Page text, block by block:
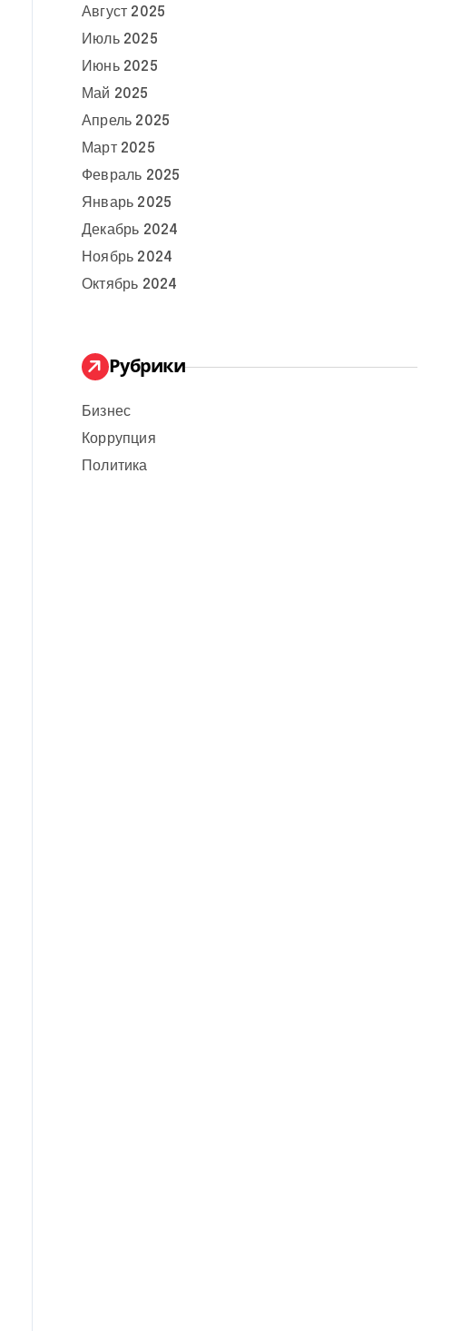
Август 2025
Июль 2025
Июнь 2025
Май 2025
Апрель 2025
Март 2025
Февраль 2025
Январь 2025
Декабрь 2024
Ноябрь 2024
Октябрь 2024
Рубрики
Бизнес
Коррупция
Политика